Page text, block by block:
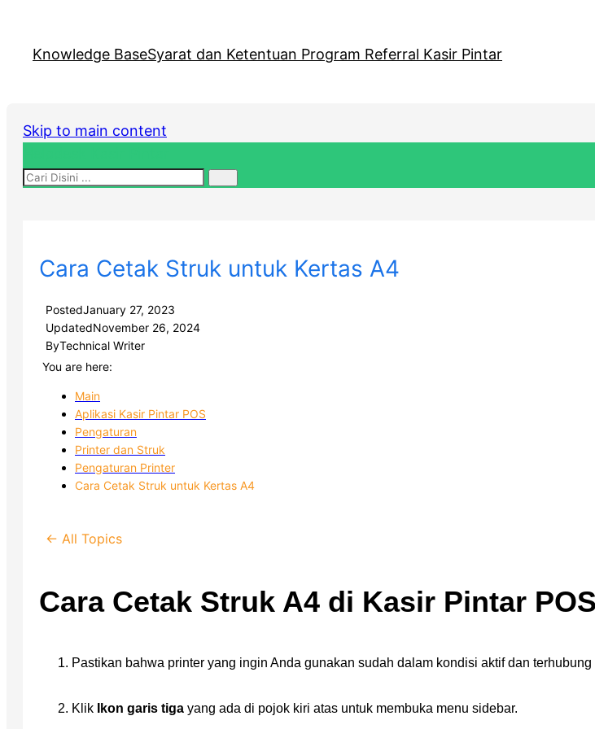
Knowledge BaseSyarat dan Ketentuan Program Referral Kasir Pintar
Skip to main content
Cara Cetak Struk untuk Kertas A4
PostedJanuary 27, 2023
UpdatedNovember 26, 2024
ByTechnical Writer
You are here:
Main
Aplikasi Kasir Pintar POS
Pengaturan
Printer dan Struk
Pengaturan Printer
Cara Cetak Struk untuk Kertas A4
← All Topics
Cara Cetak Struk A4 di Kasir Pintar
Pastikan bahwa printer yang ingin Anda gunakan sudah dalam kondisi aktif dan
Klik Ikon garis tiga yang ada di pojok kiri atas untuk membuka menu sidebar.